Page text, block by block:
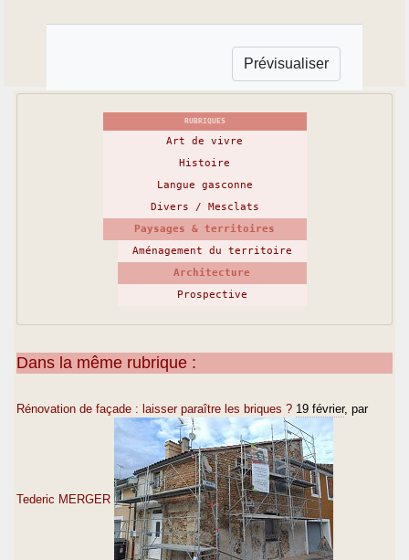
RUBRIQUES
Art de vivre
Histoire
Langue gasconne
Divers / Mesclats
Paysages & territoires
Aménagement du territoire
Architecture
Prospective
Dans la même rubrique :
Rénovation de façade : laisser paraître les briques ? 19 février, par
Tederic MERGER